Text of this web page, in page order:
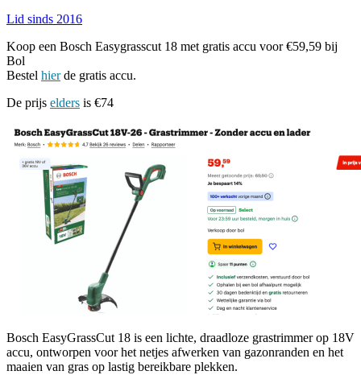
Lid sinds 2016
Koop een Bosch Easygrasscut 18 met gratis accu voor €59,59 bij
Bol
Bestel hierde gratis accu.
De prijs elders is €74
Bosch EasyGrassCut 18 is een lichte, draadloze grastrimmer op 18V
accu, ontworpen voor het netjes afwerken van gazonranden en het
maaien van gras op lastig bereikbare plekken.